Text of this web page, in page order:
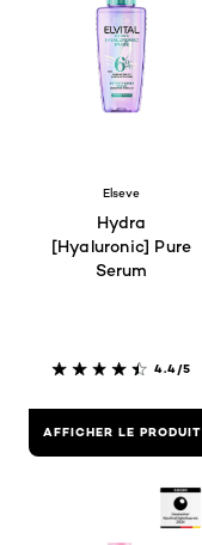
Elseve
Hydra
[Hyaluronic] Pure
Serum
4.4/5
AFFICHER LE PRODUIT